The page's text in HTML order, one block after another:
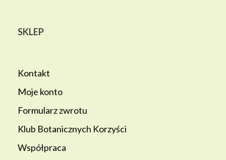
SKLEP
Kontakt
Moje konto
Formularz zwrotu
Klub Botanicznych Korzyści
Współpraca